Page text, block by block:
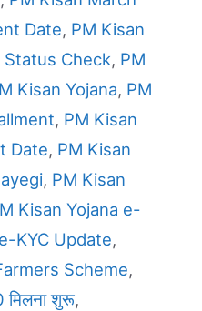
Date, PM Kisan
Status Check, PM
Kisan Yojana, PM
, PM Kisan
Date, PM Kisan
, PM Kisan
Kisan Yojana e-
KYC Update,
Scheme,
मिलना शुरू,